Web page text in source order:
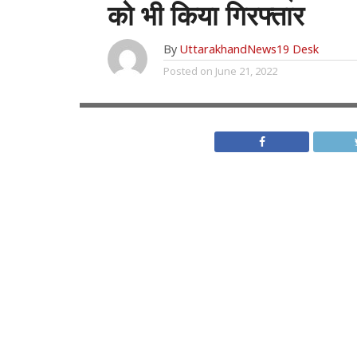
को भी किया गिरफ्तार
By UttarakhandNews19 Desk
Posted on June 21, 2022